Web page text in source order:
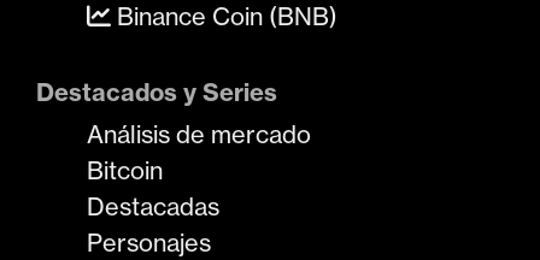
Binance Coin (BNB)
Destacados y Series
Análisis de mercado
Bitcoin
Destacadas
Personajes